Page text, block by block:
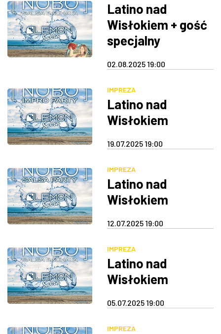
W RZESZOWIE
Latino nad
Wisłokiem + gość
specjalny
02.08.2025 19:00
IMPREZA
Latino nad
Wisłokiem
19.07.2025 19:00
IMPREZA
Latino nad
Wisłokiem
12.07.2025 19:00
IMPREZA
Latino nad
Wisłokiem
05.07.2025 19:00
IMPREZA